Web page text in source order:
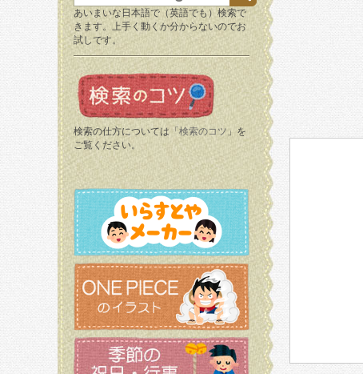
あいまいな日本語で（英語でも）検索で
きます。上手く動くか分からないのでお
試しです。
検索の仕方については「 検索のコツ 」を
ご覧ください。